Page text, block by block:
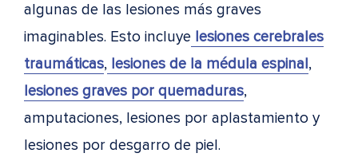
algunas de las lesiones más graves
imaginables. Esto incluye lesiones cerebrales
traumáticas, lesiones de la médula espinal,
lesiones graves por quemaduras,
amputaciones, lesiones por aplastamiento y
lesiones por desgarro de piel.